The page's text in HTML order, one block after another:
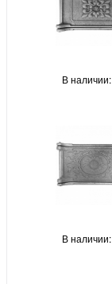
В наличии:
В наличии: